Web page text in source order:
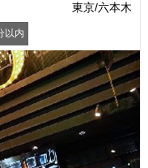
東京/六本木
以内